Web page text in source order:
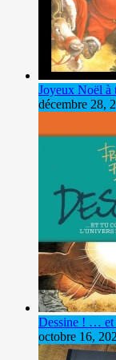
Joyeux Noël à
décembre 28,
Dessine ! … et
octobre 16,